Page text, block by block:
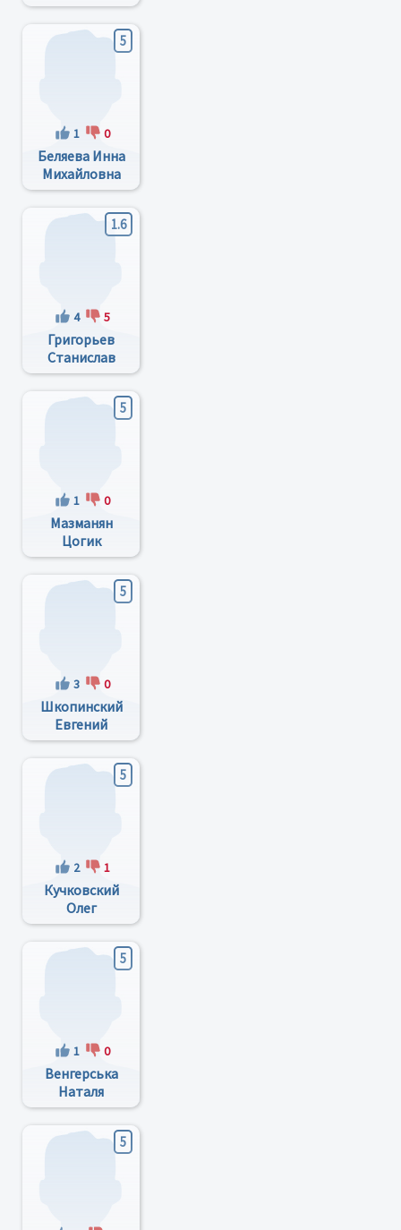
5
1 0
Беляева Инна
Михайловна
1.6
4 5
Григорьев
Станислав
Михайлович
5
1 0
Мазманян
Цогик
Гагиковна
5
3 0
Шкопинский
Евгений
Алексеевич
5
2 1
Кучковский
Олег
Николаевич
5
1 0
Венгерська
Наталя
Сергіївна
5